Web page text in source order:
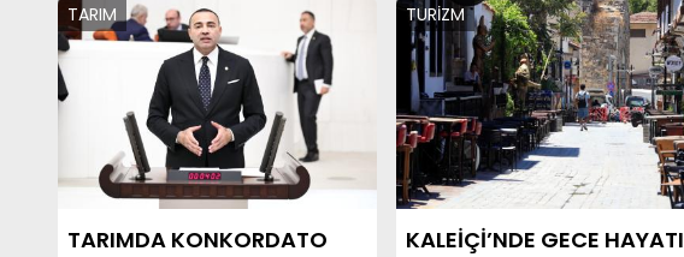
TARIM
TARIMDA KONKORDATO
TURİZM
KALEİÇİ’NDE GECE HAYATI